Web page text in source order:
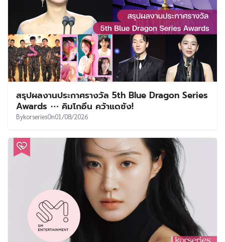
สรุปผลงานประกาศรางวัล 5th Blue Dragon Series
Awards ⋯ คิมโกอึน คว้าแดซัง!
BykorseriesOn01/08/2026